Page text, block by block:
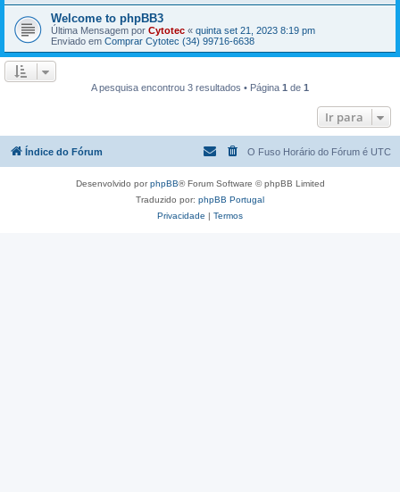
Welcome to phpBB3
Última Mensagem por Cytotec « quinta set 21, 2023 8:19 pm
Enviado em Comprar Cytotec (34) 99716-6638
A pesquisa encontrou 3 resultados • Página 1 de 1
Ir para
Índice do Fórum O Fuso Horário do Fórum é UTC
Desenvolvido porphpBB® Forum Software © phpBB Limited
Traduzido por: phpBB Portugal
Privacidade | Termos